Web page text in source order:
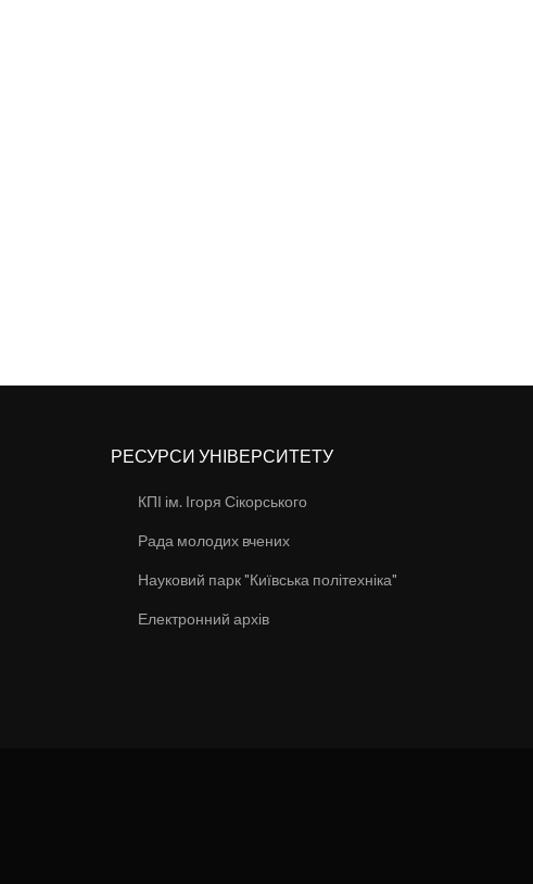
РЕСУРСИ УНІВЕРСИТЕТУ
КПІ ім. Ігоря Сікорського
Рада молодих вчених
Науковий парк "Київська політехніка"
Електронний архів